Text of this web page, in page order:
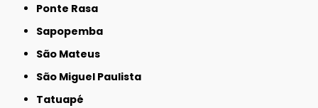
Ponte Rasa
Sapopemba
São Mateus
São Miguel Paulista
Tatuapé